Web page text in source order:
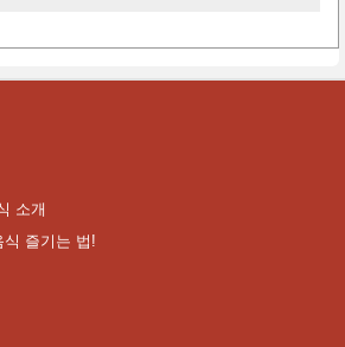
소개
식 즐기는 법!